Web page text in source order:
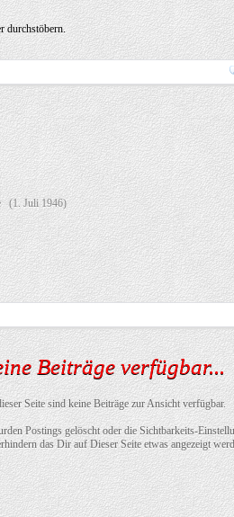
durchstöbern.
(1. Juli 1946)
Beiträge verfügbar...
Seite sind keine Beiträge zur Ansicht verfügbar.
Postings gelöscht oder die Sichtbarkeits-
das Dir auf Dieser Seite etwas angezeigt